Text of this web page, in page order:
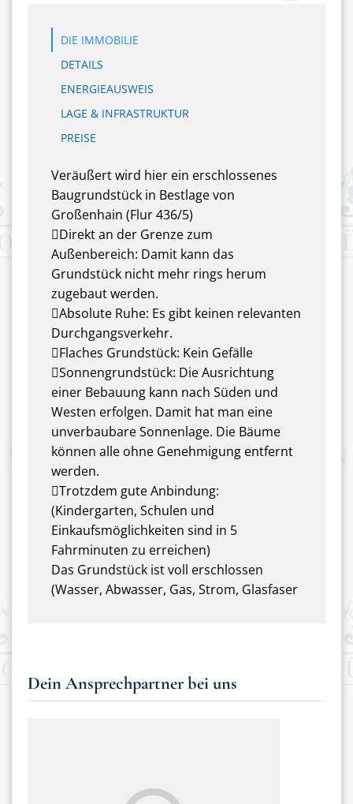
DIE IMMOBILIE
DETAILS
ENERGIEAUSWEIS
LAGE & INFRASTRUKTUR
PREISE
Veräußert wird hier ein erschlossenes
Baugrundstück in Bestlage von
Großenhain (Flur 436/5)
Direkt an der Grenze zum
Außenbereich: Damit kann das
Grundstück nicht mehr rings herum
zugebaut werden.
Absolute Ruhe: Es gibt keinen relevanten
Durchgangsverkehr.
Flaches Grundstück: Kein Gefälle
Sonnengrundstück: Die Ausrichtung
einer Bebauung kann nach Süden und
Westen erfolgen. Damit hat man eine
unverbaubare Sonnenlage. Die Bäume
können alle ohne Genehmigung entfernt
werden.
Trotzdem gute Anbindung:
(Kindergarten, Schulen und
Einkaufsmöglichkeiten sind in 5
Fahrminuten zu erreichen)
Das Grundstück ist voll erschlossen
(Wasser, Abwasser, Gas, Strom, Glasfaser
Dein Ansprechpartner bei uns